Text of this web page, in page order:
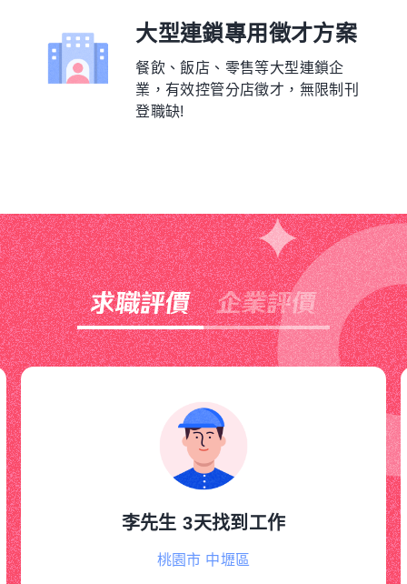
大型連鎖專用徵才方案
餐飲、飯店、零售等大型連鎖企
業，有效控管分店徵才，無限制刊
登職缺!
李先生 3天找到工作
桃園市 中壢區